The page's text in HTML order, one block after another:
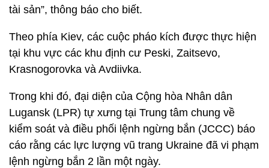
tài sản”, thông báo cho biết.
Theo phía Kiev, các cuộc pháo kích được thực hiện
tại khu vực các khu định cư Peski, Zaitsevo,
Krasnogorovka và Avdiivka.
Trong khi đó, đại diện của Cộng hòa Nhân dân
Lugansk (LPR) tự xưng tại Trung tâm chung về
kiểm soát và điều phối lệnh ngừng bắn (JCCC) báo
cáo rằng các lực lượng vũ trang Ukraine đã vi phạm
lệnh ngừng bắn 2 lần một ngày.